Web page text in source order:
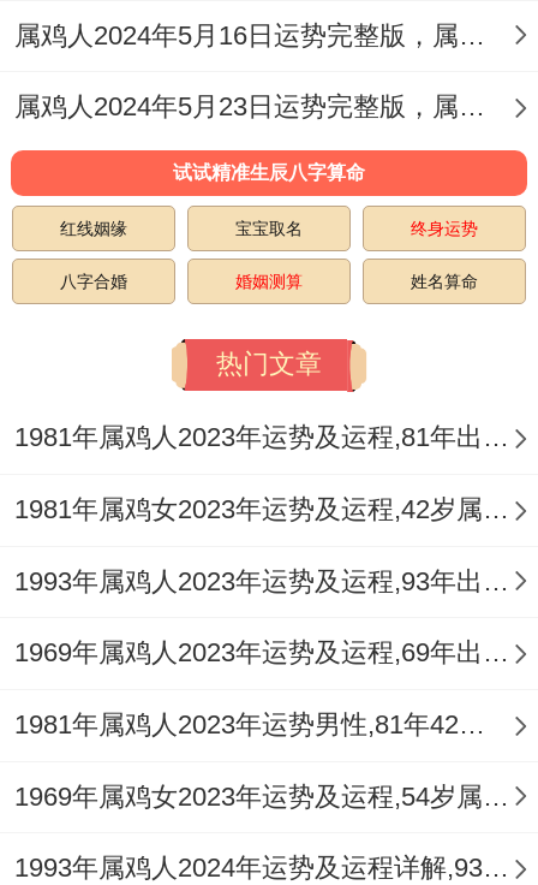
属鸡人2024年5月16日运势完整版，属鸡2024年5月16日今日运势如何
属鸡人2024年5月23日运势完整版，属鸡2024年5月23日今日运势如何
试试精准生辰八字算命
红线姻缘 宝宝取名 终身运势
八字合婚 婚姻测算 姓名算命
热门文章
1981年属鸡人2023年运势及运程,81年出生的42岁生肖鸡2023年每月运势详解
1981年属鸡女2023年运势及运程,42岁属鸡人2023全年每月运势女性如何
1993年属鸡人2023年运势及运程,93年出生的30岁生肖鸡2023年每月运势详解
1969年属鸡人2023年运势及运程,69年出生的54岁生肖鸡2023年每月运势详解
1981年属鸡人2023年运势男性,81年42岁属鸡男2023年每月运程怎么样
1969年属鸡女2023年运势及运程,54岁属鸡人2023全年每月运势女性如何
1993年属鸡人2024年运势及运程详解,93年出生31岁肖鸡人在2024全年每月运势完整版